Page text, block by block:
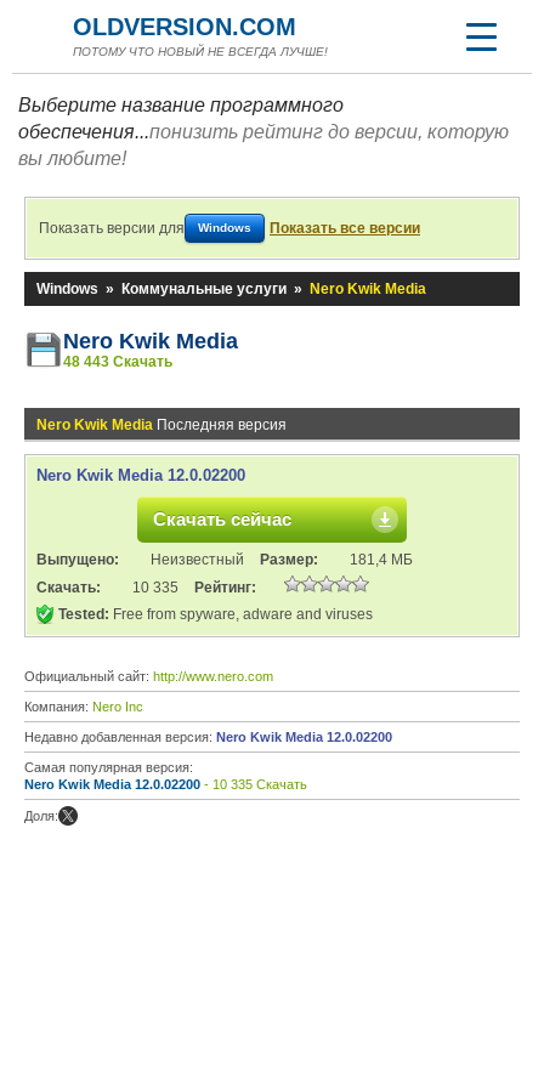
OLDVERSION.COM
ПОТОМУ ЧТО НОВЫЙ НЕ ВСЕГДА ЛУЧШЕ!
Выберите название программного
обеспечения...понизить рейтинг до версии, которую
вы любите!
Показать версии для Windows Показать все версии
Windows » Коммунальные услуги » Nero Kwik Media
Nero Kwik Media
48 443 Скачать
Nero Kwik Media Последняя версия
Nero Kwik Media 12.0.02200
Скачать сейчас
Выпущено: Неизвестный Размер:
181,4 МБ
Скачать:
10 335
Рейтинг:
Tested: Free from spyware, adware and viruses
Официальный сайт: http://www.nero.com
Компания: Nero Inc
Недавно добавленная версия: Nero Kwik Media 12.0.02200
Самая популярная версия:
Nero Kwik Media 12.0.02200 - 10 335 Скачать
Доля: